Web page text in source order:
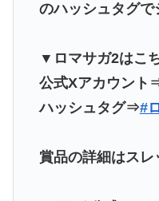
のハッシュタグ
▼ロマサガ2はこ
公式Xアカウント
ハッシュタグ⇒#
賞品の詳細はスレ